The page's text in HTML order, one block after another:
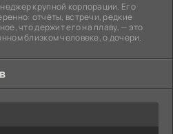
крупной корпорации. Его
отчёты, встречи, редкие
что держит его на плаву, — это
близком человеке, о дочери.